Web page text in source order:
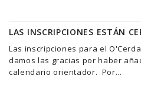
LAS INSCRIPCIONES ESTÁN
Las inscripciones para el
damos las gracias por haber
calendario orientador. Por...